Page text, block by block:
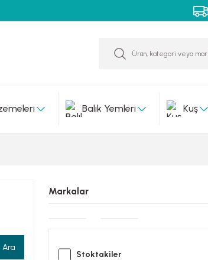
Balık Yemleri Kuş
Ara
Markalar
Stoktakiler